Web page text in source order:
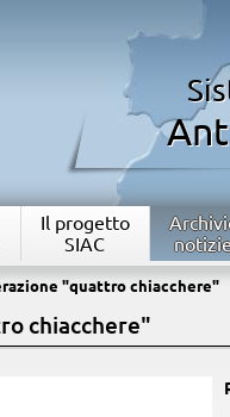
Il progetto
SIAC
"quattro chiacchere"
chiacchere"